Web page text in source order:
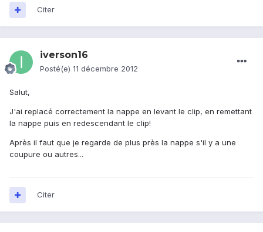
Citer
iverson16
Posté(e) 11 décembre 2012
Salut,
J'ai replacé correctement la nappe en levant le clip, en remettant
la nappe puis en redescendant le clip!
Après il faut que je regarde de plus près la nappe s'il y a une
coupure ou autres...
Citer